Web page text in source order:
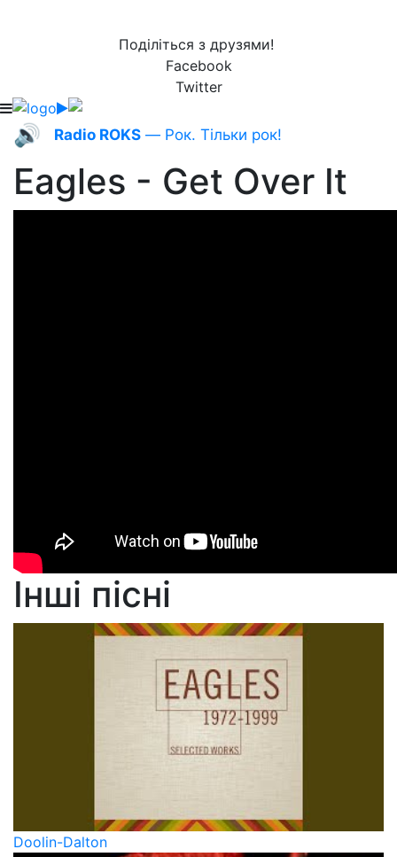
Поділіться з друзями!
Facebook
Twitter
🔊 Radio ROKS — Рок. Тільки рок!
Eagles - Get Over It
Інші пісні
Doolin-Dalton